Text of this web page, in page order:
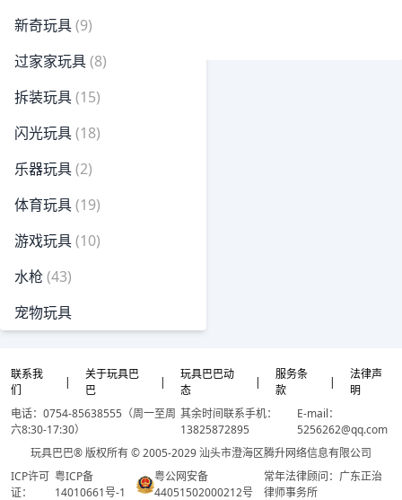
新奇玩具(9)
过家家玩具(8)
拆装玩具(15)
闪光玩具(18)
乐器玩具(2)
体育玩具(19)
游戏玩具(10)
水枪 (43)
宠物玩具
联系我
们
|
关于玩具巴
巴
|
玩具巴巴动
态
|
服务条
款
|
法律声
明
电话：0754-85638555（周一至周
六8:30-17:30）
其余时间联系手机：
13825872895
E-mail：
5256262@qq.com
玩具巴巴® 版权所有 © 2005-2029 汕头市澄海区腾升网络信息有限公司
ICP许可
证：
粤ICP备
14010661号-1
粤公网安备
44051502000212号
常年法律顾问：广东正治
律师事务所